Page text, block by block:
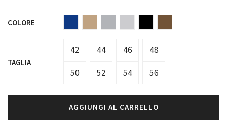
COLORE
TAGLIA
42 44 46 48
50 52 54 56
AGGIUNGI AL CARRELLO